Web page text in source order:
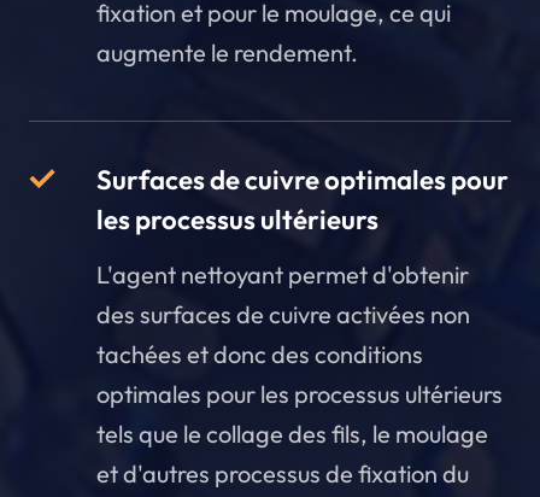
fixation et pour le moulage, ce qui
augmente le rendement.
Surfaces de cuivre optimales pour
les processus ultérieurs
L'agent nettoyant permet d'obtenir
des surfaces de cuivre activées non
tachées et donc des conditions
optimales pour les processus ultérieurs
tels que le collage des fils, le moulage
et d'autres processus de fixation du